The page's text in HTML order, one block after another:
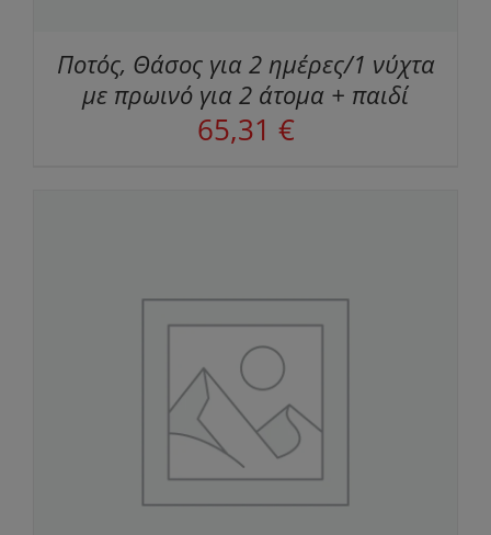
Ποτός, Θάσος για 2 ημέρες/1 νύχτα
με πρωινό για 2 άτομα + παιδί
65,31 €